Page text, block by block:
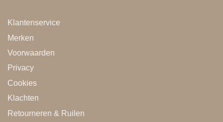
Klantenservice
Merken
Voorwaarden
Privacy
Cookies
Klachten
Retourneren & Ruilen